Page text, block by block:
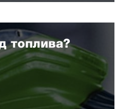
топлива?